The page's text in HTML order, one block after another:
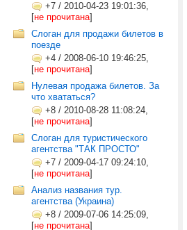
+7 / 2010-04-23 19:01:36,
[не прочитана]
Слоган для продажи билетов в
поезде
+4 / 2008-06-10 19:46:25,
[не прочитана]
Нулевая продажа билетов. За
что хвататься?
+8 / 2010-08-28 11:08:24,
[не прочитана]
Слоган для туристического
агентства "ТАК ПРОСТО"
+7 / 2009-04-17 09:24:10,
[не прочитана]
Анализ названия тур.
агентства (Украина)
+8 / 2009-07-06 14:25:09,
[не прочитана]